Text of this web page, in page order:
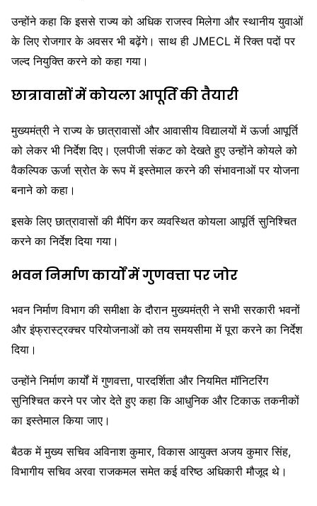
उन्होंने कहा कि इससे राज्य को अधिक राजस्व मिलेगा और स्थानीय युवाओं
के लिए रोजगार के अवसर भी बढ़ेंगे। साथ ही JMECL में रिक्त पदों पर
जल्द नियुक्ति करने को कहा गया।
छात्रावासों में कोयला आपूर्ति की तैयारी
मुख्यमंत्री ने राज्य के छात्रावासों और आवासीय विद्यालयों में ऊर्जा आपूर्ति
को लेकर भी निर्देश दिए। एलपीजी संकट को देखते हुए उन्होंने कोयले को
वैकल्पिक ऊर्जा स्रोत के रूप में इस्तेमाल करने की संभावनाओं पर योजना
बनाने को कहा।
इसके लिए छात्रावासों की मैपिंग कर व्यवस्थित कोयला आपूर्ति सुनिश्चित
करने का निर्देश दिया गया।
भवन निर्माण कार्यों में गुणवत्ता पर जोर
भवन निर्माण विभाग की समीक्षा के दौरान मुख्यमंत्री ने सभी सरकारी भवनों
और इंफ्रास्ट्रक्चर परियोजनाओं को तय समयसीमा में पूरा करने का निर्देश
दिया।
उन्होंने निर्माण कार्यों में गुणवत्ता, पारदर्शिता और नियमित मॉनिटरिंग
सुनिश्चित करने पर जोर देते हुए कहा कि आधुनिक और टिकाऊ तकनीकों
का इस्तेमाल किया जाए।
बैठक में मुख्य सचिव अविनाश कुमार, विकास आयुक्त अजय कुमार सिंह,
विभागीय सचिव अरवा राजकमल समेत कई वरिष्ठ अधिकारी मौजूद थे।